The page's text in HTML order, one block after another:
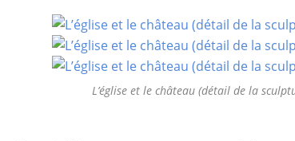
L’église et le château (détail de la